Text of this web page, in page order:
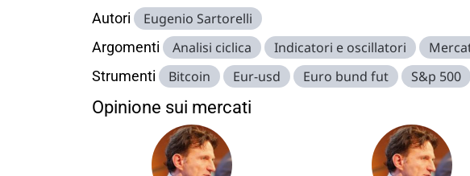
Autori Eugenio Sartorelli
Argomenti Analisi ciclica Indicatori e oscillatori
Strumenti Bitcoin Eur-usd Euro bund fut S&p 500
Opinione sui mercati